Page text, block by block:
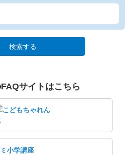
検索する
サイトはこちら